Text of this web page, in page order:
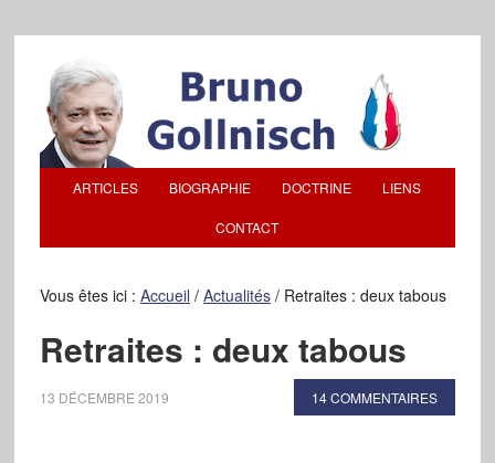
ARTICLES BIOGRAPHIE DOCTRINE LIENS
CONTACT
Vous êtes ici : Accueil / Actualités /Retraites : deux tabous
Retraites : deux tabous
13 DÉCEMBRE 2019 14 COMMENTAIRES